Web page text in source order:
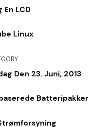
En LCD
Linux
Den 23. Juni, 2013
Batteripakker